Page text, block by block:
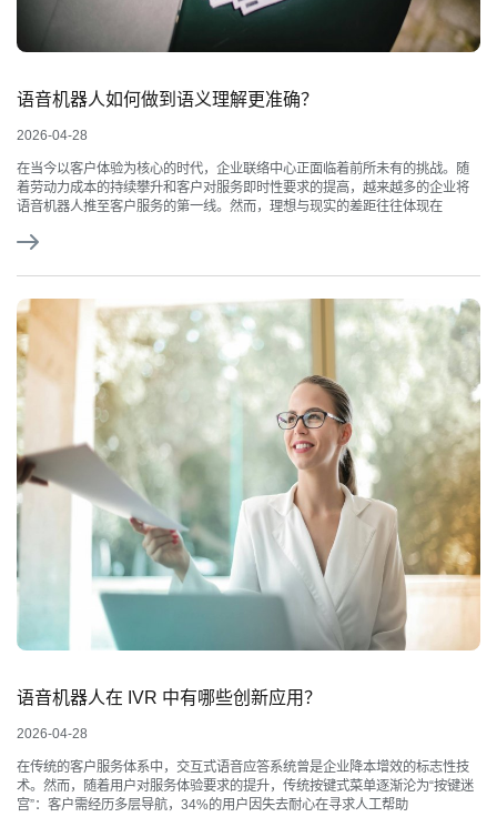
语音机器人如何做到语义理解更准确？
2026-04-28
在当今以客户体验为核心的时代，企业联络中心正面临着前所未有的挑战。随
着劳动力成本的持续攀升和客户对服务即时性要求的提高，越来越多的企业将
语音机器人推至客户服务的第一线。然而，理想与现实的差距往往体现在
语音机器人在 IVR 中有哪些创新应用？
2026-04-28
在传统的客户服务体系中，交互式语音应答系统曾是企业降本增效的标志性技
术。然而，随着用户对服务体验要求的提升，传统按键式菜单逐渐沦为“按键迷
宫”：客户需经历多层导航，34%的用户因失去耐心在寻求人工帮助